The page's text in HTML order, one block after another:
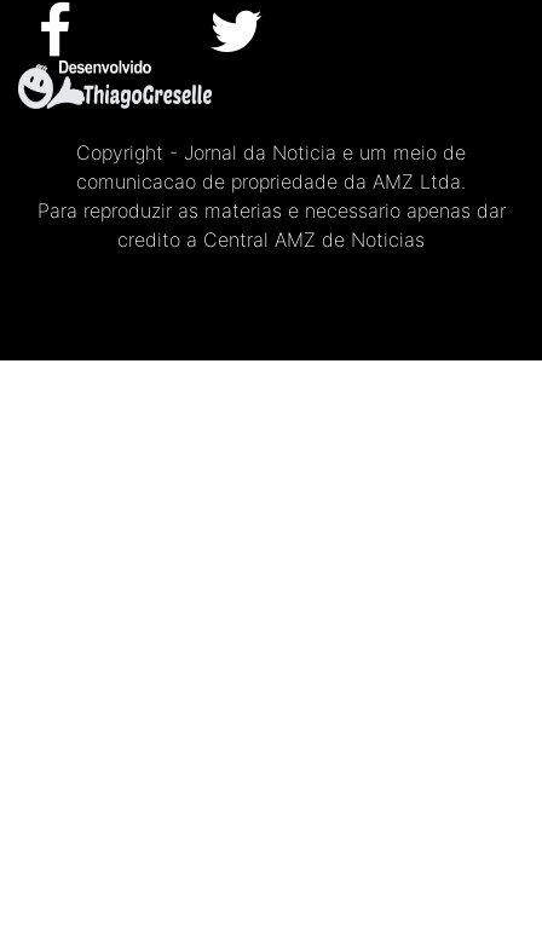
Copyright - Jornal da Noticia e um meio de
comunicacao de propriedade da AMZ Ltda.
Para reproduzir as materias e necessario apenas dar
credito a Central AMZ de Noticias